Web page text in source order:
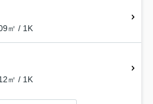
㎡ / 1K
㎡ / 1K